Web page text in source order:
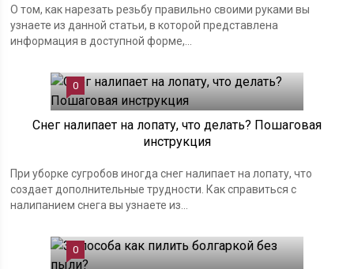
О том, как нарезать резьбу правильно своими руками вы
узнаете из данной статьи, в которой представлена
информация в доступной форме,...
0
Снег налипает на лопату, что делать? Пошаговая
инструкция
При уборке сугробов иногда снег налипает на лопату, что
создает дополнительные трудности. Как справиться с
налипанием снега вы узнаете из...
0